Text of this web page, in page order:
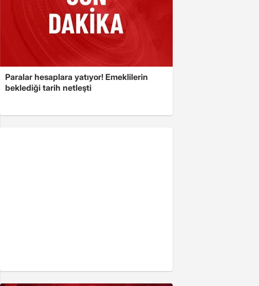
Paralar hesaplara yatıyor! Emeklilerin
beklediği tarih netleşti